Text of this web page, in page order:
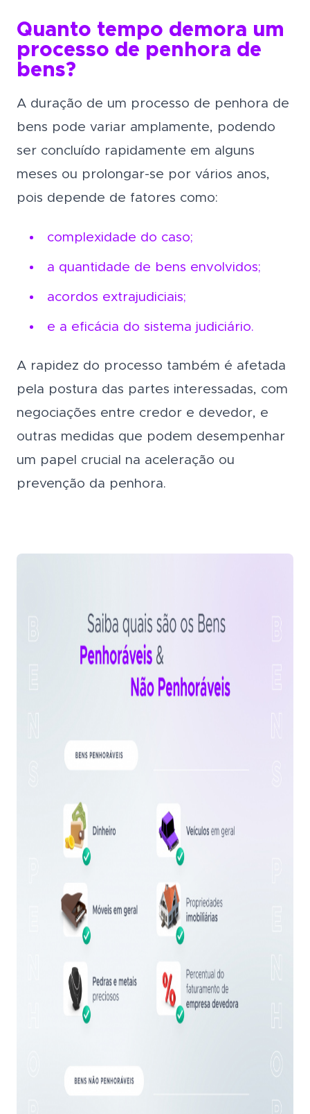
Quanto tempo demora um
processo de penhora de
bens?
A duração de um processo de penhora de
bens pode variar amplamente, podendo
ser concluído rapidamente em alguns
meses ou prolongar-se por vários anos,
pois depende de fatores como:
complexidade do caso;
a quantidade de bens envolvidos;
acordos extrajudiciais;
e a eficácia do sistema judiciário.
A rapidez do processo também é afetada
pela postura das partes interessadas, com
negociações entre credor e devedor, e
outras medidas que podem desempenhar
um papel crucial na aceleração ou
prevenção da penhora.